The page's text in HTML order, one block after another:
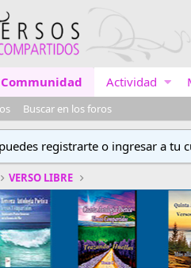
Communidad Actividad
Buscar en los foros
registrarte o ingresar a tu
VERSO LIBRE